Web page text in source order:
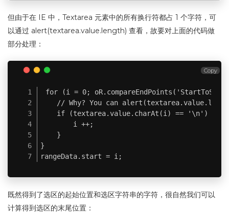
但由于在 IE 中，Textarea 元素中的所有换行符都占 1 个字符，可
以通过 alert(textarea.value.length) 查看，故要对上面的代码做
部分处理：
for (i = 0;
// Why? You can
    if (textarea.value.charAt(i) == '\n') {
        i ++;
    }
}
rangeData.start = i;
Copy
既然得到了选区的起始位置和选区字符串的字符，很自然我们可以
计算得到选区的末尾位置：